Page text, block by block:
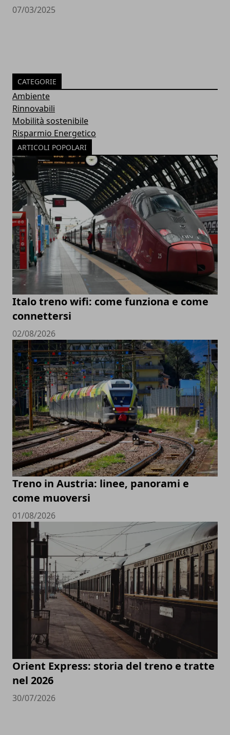
07/03/2025
CATEGORIE
Ambiente
Rinnovabili
Mobilità sostenibile
Risparmio Energetico
ARTICOLI POPOLARI
Italo treno wifi: come funziona e come
connettersi
02/08/2026
Treno in Austria: linee, panorami e
come muoversi
01/08/2026
Orient Express: storia del treno e tratte
nel 2026
30/07/2026